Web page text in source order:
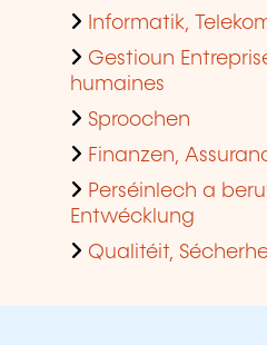
Informatik,
Gestioun
humaines
Sproochen
Finanzen,
Perséinlech a
Entwécklung
Qualitéit,